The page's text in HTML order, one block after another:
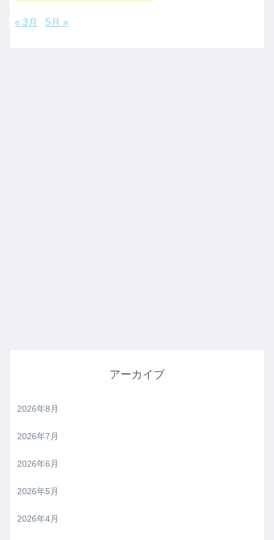
« 3月 5月 »
アーカイブ
2026年8月
2026年7月
2026年6月
2026年5月
2026年4月